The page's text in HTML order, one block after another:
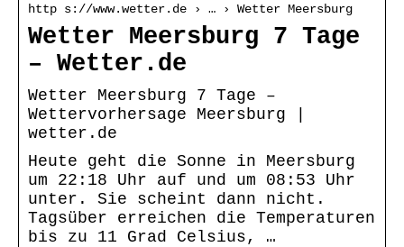
http s://www.wetter.de › … › Wetter Meersburg
Wetter Meersburg 7 Tage
– Wetter.de
Wetter Meersburg 7 Tage –
Wettervorhersage Meersburg |
wetter.de
Heute geht die Sonne in Meersburg
um 22:18 Uhr auf und um 08:53 Uhr
unter. Sie scheint dann nicht.
Tagsüber erreichen die Temperaturen
bis zu 11 Grad Celsius, …